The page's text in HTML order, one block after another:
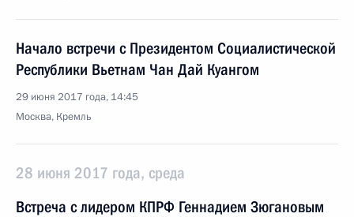
Начало встречи с Президентом Социалистической
Республики Вьетнам Чан Дай Куангом
29 июня 2017 года, 14:45
Москва, Кремль
28 июня 2017 года, среда
Встреча с лидером КПРФ Геннадием Зюгановым